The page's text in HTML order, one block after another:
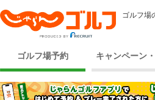
ゴルフ場
ゴルフ場予約 キャンペーン